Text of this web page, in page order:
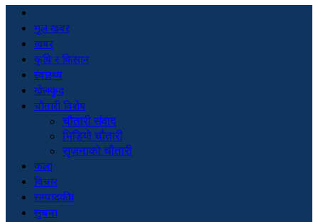
मूल खबर
खबर
कृषि र किसान
स्वास्थ्य
खेलकुद
चौतारी विशेष
चौतारी संवाद
भिडियो चौतारी
सृजनाको चौतारी
कला
विचार
सम्पादकीय
सुचना